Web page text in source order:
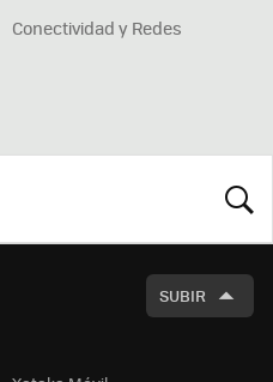
Conectividad y Redes
SUBIR